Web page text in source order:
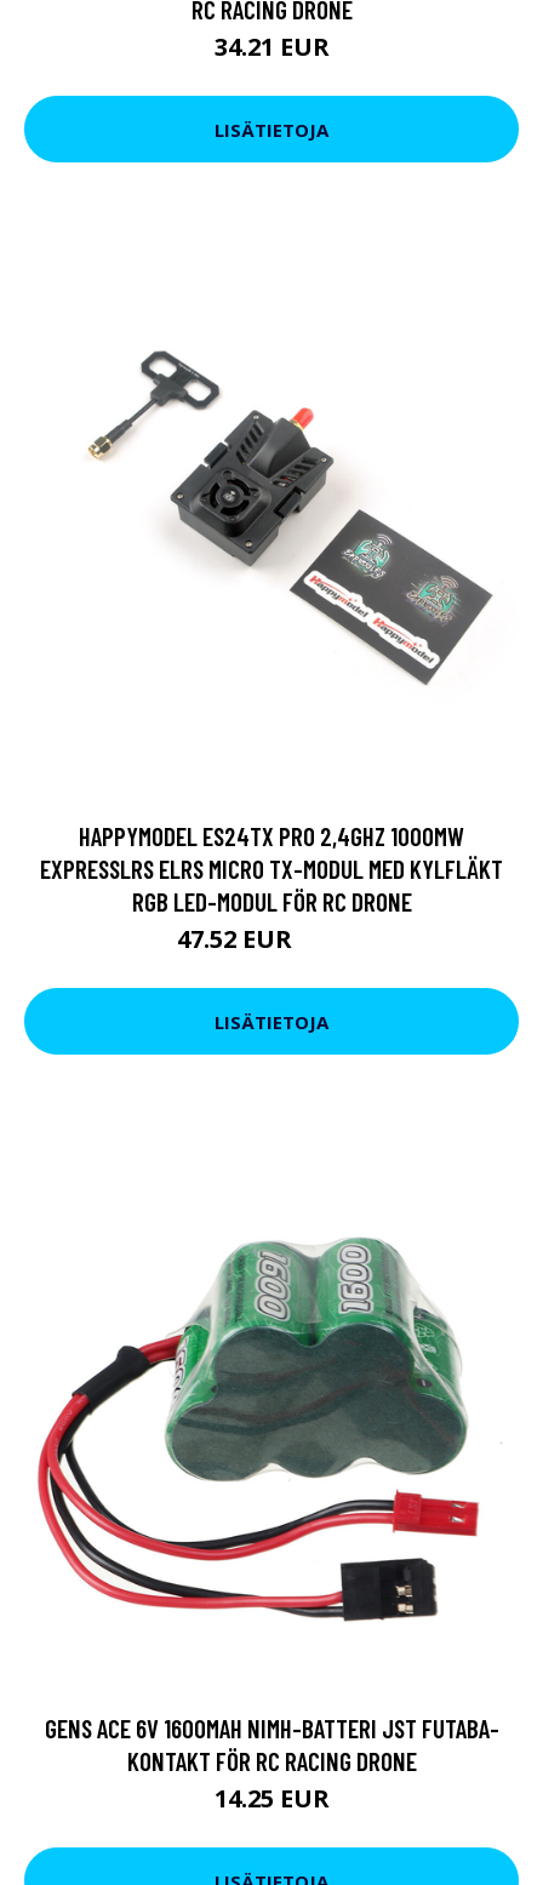
RC RACING DRONE
34.21 EUR
LISÄTIETOJA
HAPPYMODEL ES24TX PRO 2,4GHZ 1000MW
EXPRESSLRS ELRS MICRO TX-MODUL MED KYLFLÄKT
RGB LED-MODUL FÖR RC DRONE
47.52 EUR
LISÄTIETOJA
GENS ACE 6V 1600MAH NIMH-BATTERI JST FUTABA-
KONTAKT FÖR RC RACING DRONE
14.25 EUR